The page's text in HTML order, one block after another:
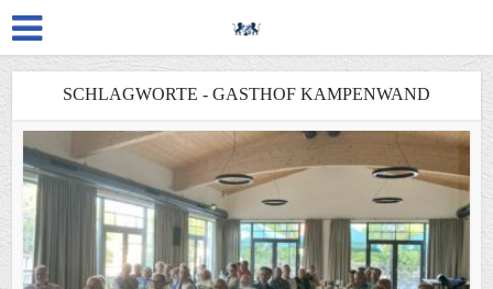
SCHLAGWORTE - GASTHOF KAMPENWAND